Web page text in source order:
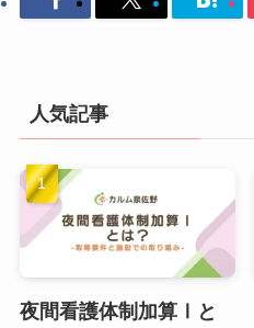
人気記事
夜間看護体制加算Ⅰと